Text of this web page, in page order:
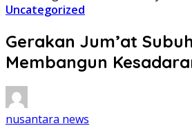
Uncategorized
Gerakan Jum’at
Membangun
nusantara news